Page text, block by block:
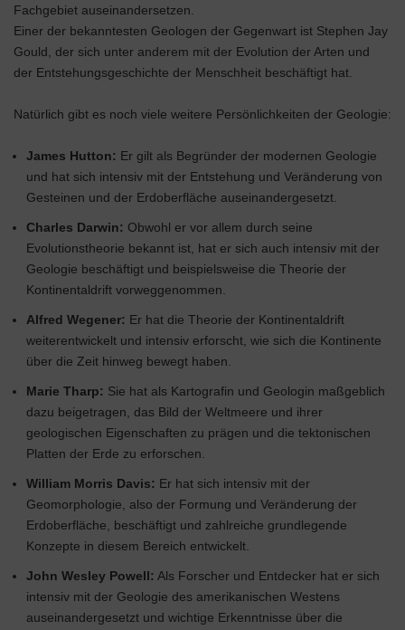
Fachgebiet auseinandersetzen.
Einer der bekanntesten Geologen der Gegenwart ist Stephen Jay
Gould, der sich unter anderem mit der Evolution der Arten und
der Entstehungsgeschichte der Menschheit beschäftigt hat.
Natürlich gibt es noch viele weitere Persönlichkeiten der Geologie:
James Hutton: Er gilt als Begründer der modernen Geologie
und hat sich intensiv mit der Entstehung und Veränderung von
Gesteinen und der Erdoberfläche auseinandergesetzt.
Charles Darwin: Obwohl er vor allem durch seine
Evolutionstheorie bekannt ist, hat er sich auch intensiv mit der
Geologie beschäftigt und beispielsweise die Theorie der
Kontinentaldrift vorweggenommen.
Alfred Wegener: Er hat die Theorie der Kontinentaldrift
weiterentwickelt und intensiv erforscht, wie sich die Kontinente
über die Zeit hinweg bewegt haben.
Marie Tharp: Sie hat als Kartografin und Geologin maßgeblich
dazu beigetragen, das Bild der Weltmeere und ihrer
geologischen Eigenschaften zu prägen und die tektonischen
Platten der Erde zu erforschen.
William Morris Davis: Er hat sich intensiv mit der
Geomorphologie, also der Formung und Veränderung der
Erdoberfläche, beschäftigt und zahlreiche grundlegende
Konzepte in diesem Bereich entwickelt.
John Wesley Powell: Als Forscher und Entdecker hat er sich
intensiv mit der Geologie des amerikanischen Westens
auseinandergesetzt und wichtige Erkenntnisse über die